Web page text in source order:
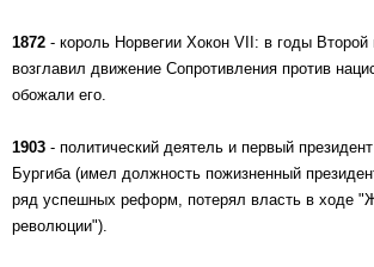
1872 - король Норвегии Хокон VII: в годы
возглавил движение Сопротивления против
обожали его.
1903 - политический деятель и первый
Бургиба (имел должность пожизненный
ряд успешных реформ, потерял власть в ходе
революции").